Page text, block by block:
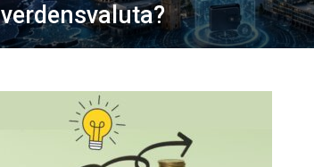
verdensvaluta?